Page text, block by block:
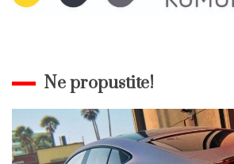
Ne propustite!